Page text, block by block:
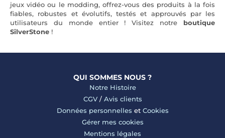
jeux vidéo ou le modding, offrez-vous des produits à la fois
fiables, robustes et évolutifs, testés et approuvés par les
utilisateurs du monde entier ! Visitez notre boutique
SilverStone !
QUI SOMMES NOUS ?
Notre Histoire
CGV/ Avis clients
Données personnelles et Cookies
Gérer mes cookies
Mentions légales